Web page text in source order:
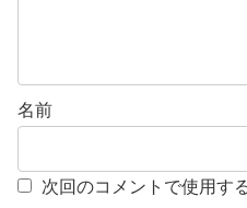
名前
次回のコメントで使用す